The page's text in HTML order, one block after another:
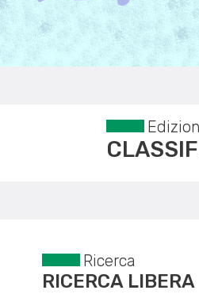
Ricerca
RICERCA LIBERA